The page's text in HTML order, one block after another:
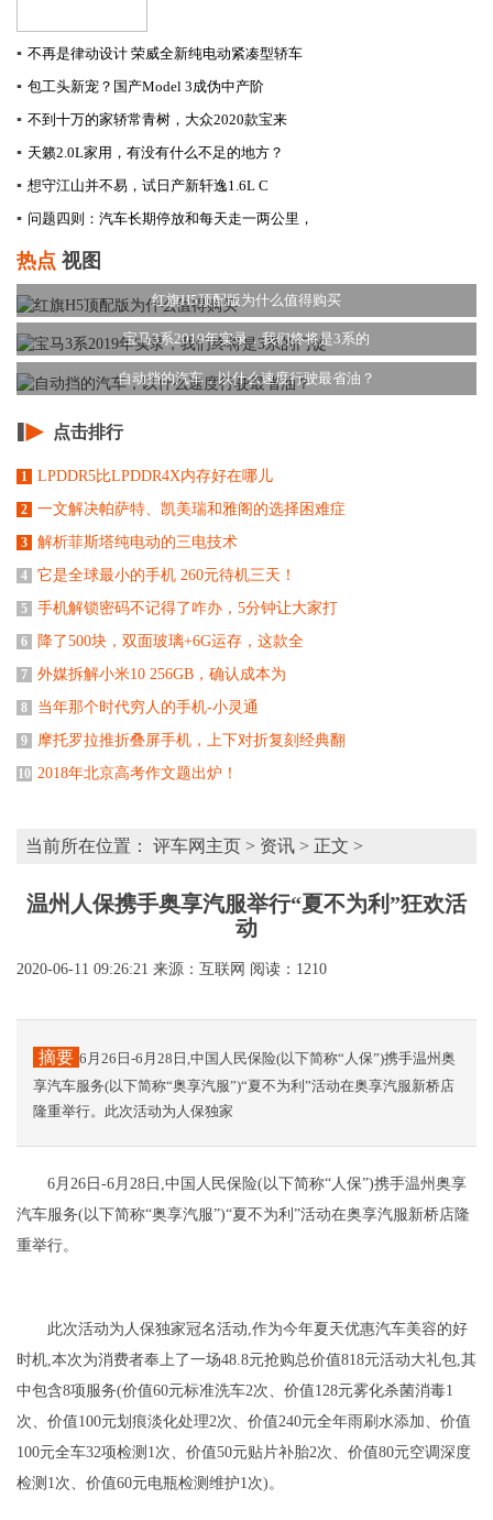
▪ 不再是律动设计 荣威全新纯电动紧凑型轿车
▪ 包工头新宠？国产Model 3成伪中产阶
▪ 不到十万的家轿常青树，大众2020款宝来
▪ 天籁2.0L家用，有没有什么不足的地方？
▪ 想守江山并不易，试日产新轩逸1.6L C
▪ 问题四则：汽车长期停放和每天走一两公里，
热点 视图
红旗H5顶配版为什么值得购买
宝马3系2019年实录，我们终将是3系的
自动挡的汽车，以什么速度行驶最省油？
点击排行
1 LPDDR5比LPDDR4X内存好在哪儿
2 一文解决帕萨特、凯美瑞和雅阁的选择困难症
3 解析菲斯塔纯电动的三电技术
4 它是全球最小的手机 260元待机三天！
5 手机解锁密码不记得了咋办，5分钟让大家打
6 降了500块，双面玻璃+6G运存，这款全
7 外媒拆解小米10 256GB，确认成本为
8 当年那个时代穷人的手机-小灵通
9 摩托罗拉推折叠屏手机，上下对折复刻经典翻
10 2018年北京高考作文题出炉！
当前所在位置： 评车网主页 > 资讯 > 正文 >
温州人保携手奥享汽服举行“夏不为利”狂欢活
动
2020-06-11 09:26:21 来源：互联网 阅读：1210
摘要 6月26日-6月28日,中国人民保险(以下简称“人保”)携手温州奥
享汽车服务(以下简称“奥享汽服”)“夏不为利”活动在奥享汽服新桥店
隆重举行。此次活动为人保独家
6月26日-6月28日,中国人民保险(以下简称“人保”)携手温州奥享
汽车服务(以下简称“奥享汽服”)“夏不为利”活动在奥享汽服新桥店隆
重举行。
此次活动为人保独家冠名活动,作为今年夏天优惠汽车美容的好
时机,本次为消费者奉上了一场48.8元抢购总价值818元活动大礼包,其
中包含8项服务(价值60元标准洗车2次、价值128元雾化杀菌消毒1
次、价值100元划痕淡化处理2次、价值240元全年雨刷水添加、价值
100元全车32项检测1次、价值50元贴片补胎2次、价值80元空调深度
检测1次、价值60元电瓶检测维护1次)。